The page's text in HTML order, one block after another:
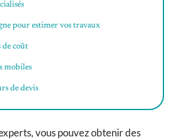
pour estimer vos travaux
de coût
mobiles
de devis
vous pouvez obtenir des